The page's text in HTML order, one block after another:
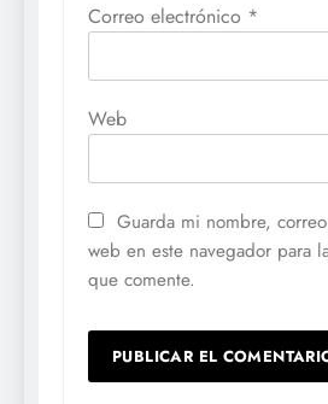
Correo electrónico *
Web
Guarda mi nombre,
web en este navegador para
que comente.